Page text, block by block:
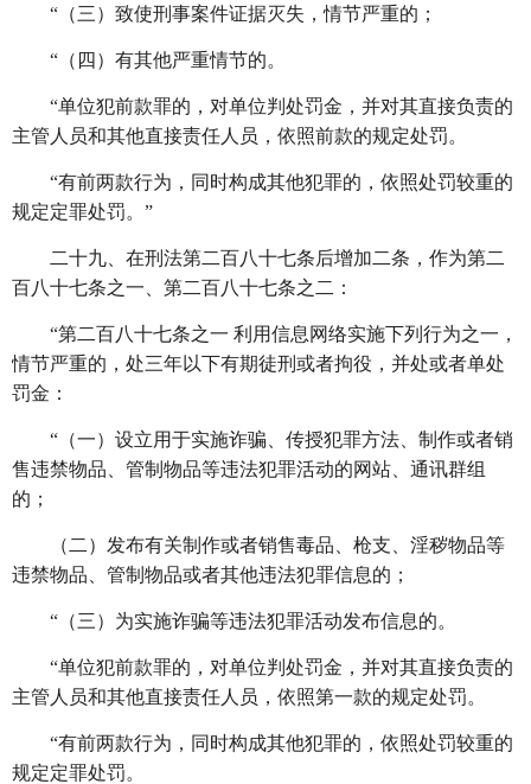
“（三）致使刑事案件证据灭失，情节严重的；
“（四）有其他严重情节的。
“单位犯前款罪的，对单位判处罚金，并对其直接负责的
主管人员和其他直接责任人员，依照前款的规定处罚。
“有前两款行为，同时构成其他犯罪的，依照处罚较重的
规定定罪处罚。”
二十九、在刑法第二百八十七条后增加二条，作为第二
百八十七条之一、第二百八十七条之二：
“第二百八十七条之一 利用信息网络实施下列行为之一，
情节严重的，处三年以下有期徒刑或者拘役，并处或者单处
罚金：
“（一）设立用于实施诈骗、传授犯罪方法、制作或者销
售违禁物品、管制物品等违法犯罪活动的网站、通讯群组
的；
（二）发布有关制作或者销售毒品、枪支、淫秽物品等
违禁物品、管制物品或者其他违法犯罪信息的；
“（三）为实施诈骗等违法犯罪活动发布信息的。
“单位犯前款罪的，对单位判处罚金，并对其直接负责的
主管人员和其他直接责任人员，依照第一款的规定处罚。
“有前两款行为，同时构成其他犯罪的，依照处罚较重的
规定定罪处罚。